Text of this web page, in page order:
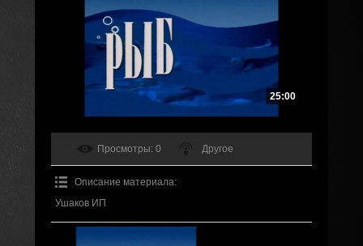
25:00
Просмотры: 0 Другое
Описание материала:
Ушаков ИП